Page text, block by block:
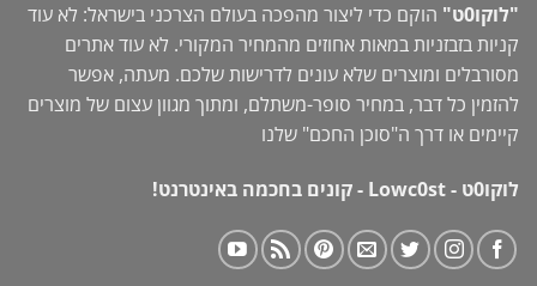
"לוקו0ט"
הוקם כדי ליצור מהפכה בעולם הצרכני בישראל: לא עוד
קניות בזבזניות במאות אחוזים מהמחיר המקורי. לא עוד אתרים
מסורבלים ומוצרים שלא עונים לדרישות שלכם. מעתה, אפשר
להזמין כל דבר, במחיר סופר-משתלם, ומתוך מגוון עצום של מוצרים
קיימים או דרך ה"סוכן החכם" שלנו
לוקו0ט - Lowc0st - קונים בחכמה באינטרנט!